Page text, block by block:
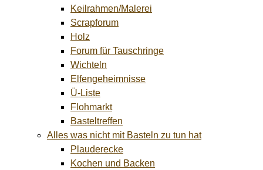
Keilrahmen/Malerei
Scrapforum
Holz
Forum für Tauschringe
Wichteln
Elfengeheimnisse
Ü-Liste
Flohmarkt
Basteltreffen
Alles was nicht mit Basteln zu tun hat
Plauderecke
Kochen und Backen